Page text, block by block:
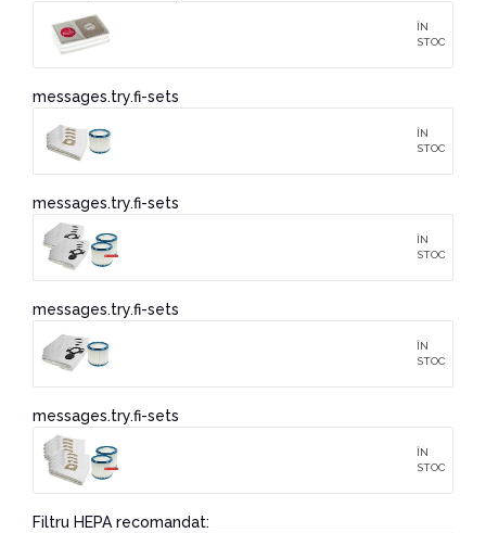
ÎN
STOC
messages.try.fi-sets
ÎN
STOC
messages.try.fi-sets
ÎN
STOC
messages.try.fi-sets
ÎN
STOC
messages.try.fi-sets
ÎN
STOC
Filtru HEPA recomandat: